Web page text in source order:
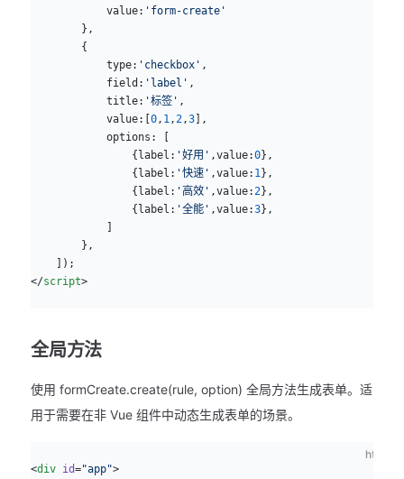
            value:
'form-create'
        },
        {
            type:
'checkbox' ,
            field:
'label' ,
            title:
'标签' ,
            value:[
0 , 1 , 2 ,3],
            options: [
                {label:
'好用' ,value:0},
                {label:
'快速' ,value: 1 },
                {label:
'高效' ,value: 2},
                {label:
'全能' ,value:3},
            ]
        },
    ]);
</script>
全局方法
使用 formCreate.create(rule, option) 全局方法生成表单。适
用于需要在非 Vue 组件中动态生成表单的场景。
html
<div id="app">